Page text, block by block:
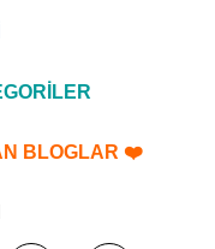
BLOGLAR ❤️